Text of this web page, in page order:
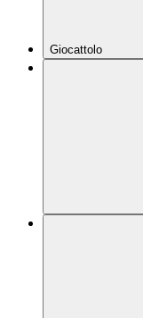
Giocattolo